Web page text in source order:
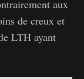
aux
de creux et
LTH ayant